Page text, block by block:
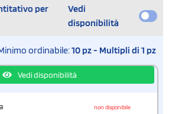
per
Vedi
disponibilità
ordinabile:10 pz - Multipli di 1 pz
Vedi disponibilità
non disponibile